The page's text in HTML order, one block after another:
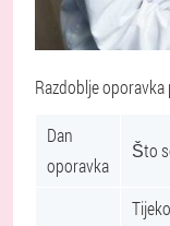
Razdoblje
Dan
oporavka
Što